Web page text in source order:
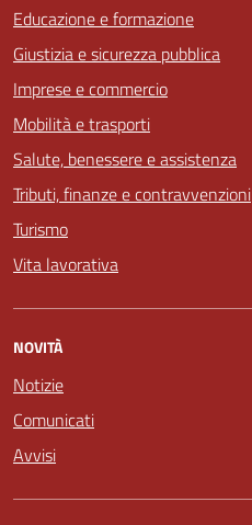
Educazione e formazione
Giustizia e sicurezza pubblica
Imprese e commercio
Mobilità e trasporti
Salute, benessere e assistenza
Tributi, finanze e contravvenzioni
Turismo
Vita lavorativa
NOVITÀ
Notizie
Comunicati
Avvisi